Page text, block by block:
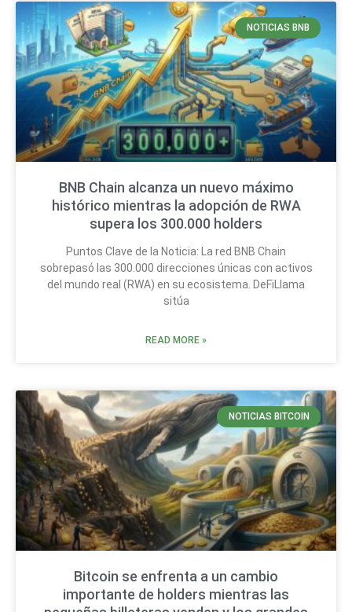
NOTICIAS BNB
BNB Chain alcanza un nuevo máximo
histórico mientras la adopción de RWA
supera los 300.000 holders
Puntos Clave de la Noticia: La red BNB Chain
sobrepasó las 300.000 direcciones únicas con activos
del mundo real (RWA) en su ecosistema. DeFiLlama
sitúa
READ MORE »
NOTICIAS BITCOIN
Bitcoin se enfrenta a un cambio
importante de holders mientras las